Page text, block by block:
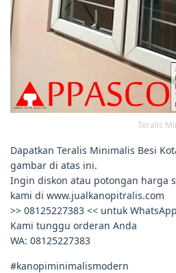
Teralis
Dapatkan Teralis Minimalis Besi
gambar di atas ini.
Ingin diskon atau potongan harga
kami di www.jualkanopitralis.com
>> 08125227383 << untuk
Kami tunggu orderan Anda
WA: 08125227383
#kanopiminimalismodern